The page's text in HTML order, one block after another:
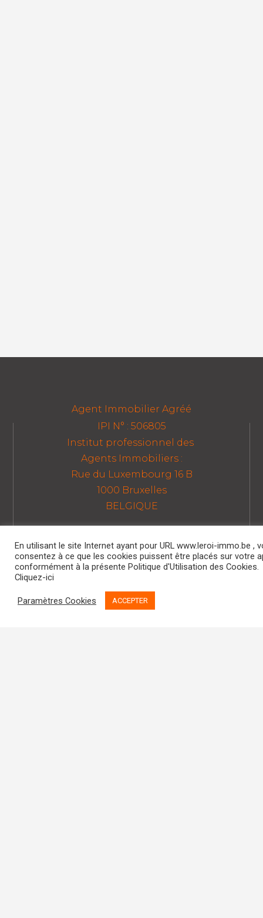
Agent Immobilier Agréé
IPI N° : 506805
Institut professionnel des
Agents Immobiliers :
Rue du Luxembourg 16 B
1000 Bruxelles
BELGIQUE
LEROI IMMO SPRL
Boulevard Saucy, 2 – 4000 Liège
Tél : 04/341.31.00
info @ leroi-immo.be
En utilisant le site Internet ayant pour URL www.leroi-immo.be ,
consentez à ce que les cookies puissent être placés sur votre
conformément à la présente Politique d'Utilisation des Cookies.
Cliquez-ici
Paramètres Cookies ACCEPTER